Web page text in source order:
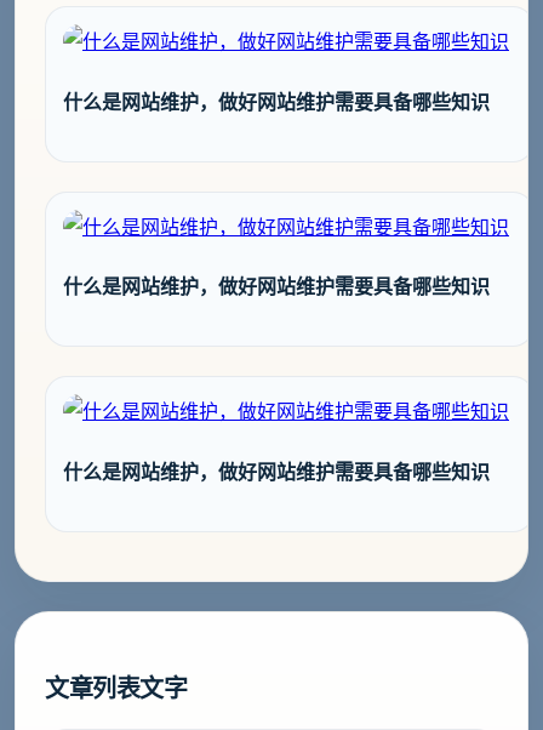
什么是网站维护，做好网站维护需要具备哪些知识
什么是网站维护，做好网站维护需要具备哪些知识
什么是网站维护，做好网站维护需要具备哪些知识
文章列表文字